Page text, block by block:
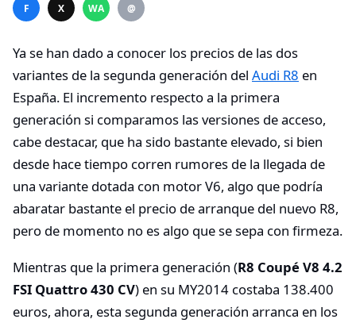
F X WA @
Ya se han dado a conocer los precios de las dos
variantes de la segunda generación del Audi R8 en
España. El incremento respecto a la primera
generación si comparamos las versiones de acceso,
cabe destacar, que ha sido bastante elevado, si bien
desde hace tiempo corren rumores de la llegada de
una variante dotada con motor V6, algo que podría
abaratar bastante el precio de arranque del nuevo R8,
pero de momento no es algo que se sepa con firmeza.
Mientras que la primera generación (R8 Coupé V8 4.2
FSI Quattro 430 CV) en su MY2014 costaba 138.400
euros, ahora, esta segunda generación arranca en los